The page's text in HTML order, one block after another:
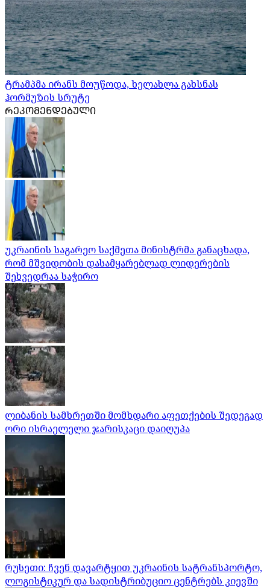
ტრამპმა ირანს მოუწოდა, ხელახლა გახსნას
ჰორმუზის სრუტე
ᲠᲔᲙᲝᲛᲔᲜᲓᲔᲑᲣᲚᲘ
უკრაინის საგარეო საქმეთა მინისტრმა განაცხადა,
რომ მშვიდობის დასამყარებლად ლიდერების
შეხვედრაა საჭირო
ლიბანის სამხრეთში მომხდარი აფეთქების შედეგად
ორი ისრაელელი ჯარისკაცი დაიღუპა
რუსეთი: ჩვენ დავარტყით უკრაინის სატრანსპორტო,
ლოგისტიკურ და სადისტრიბუციო ცენტრებს კიევში